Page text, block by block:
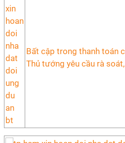
Bất cập trong thanh toán
Thủ tướng yêu cầu rà